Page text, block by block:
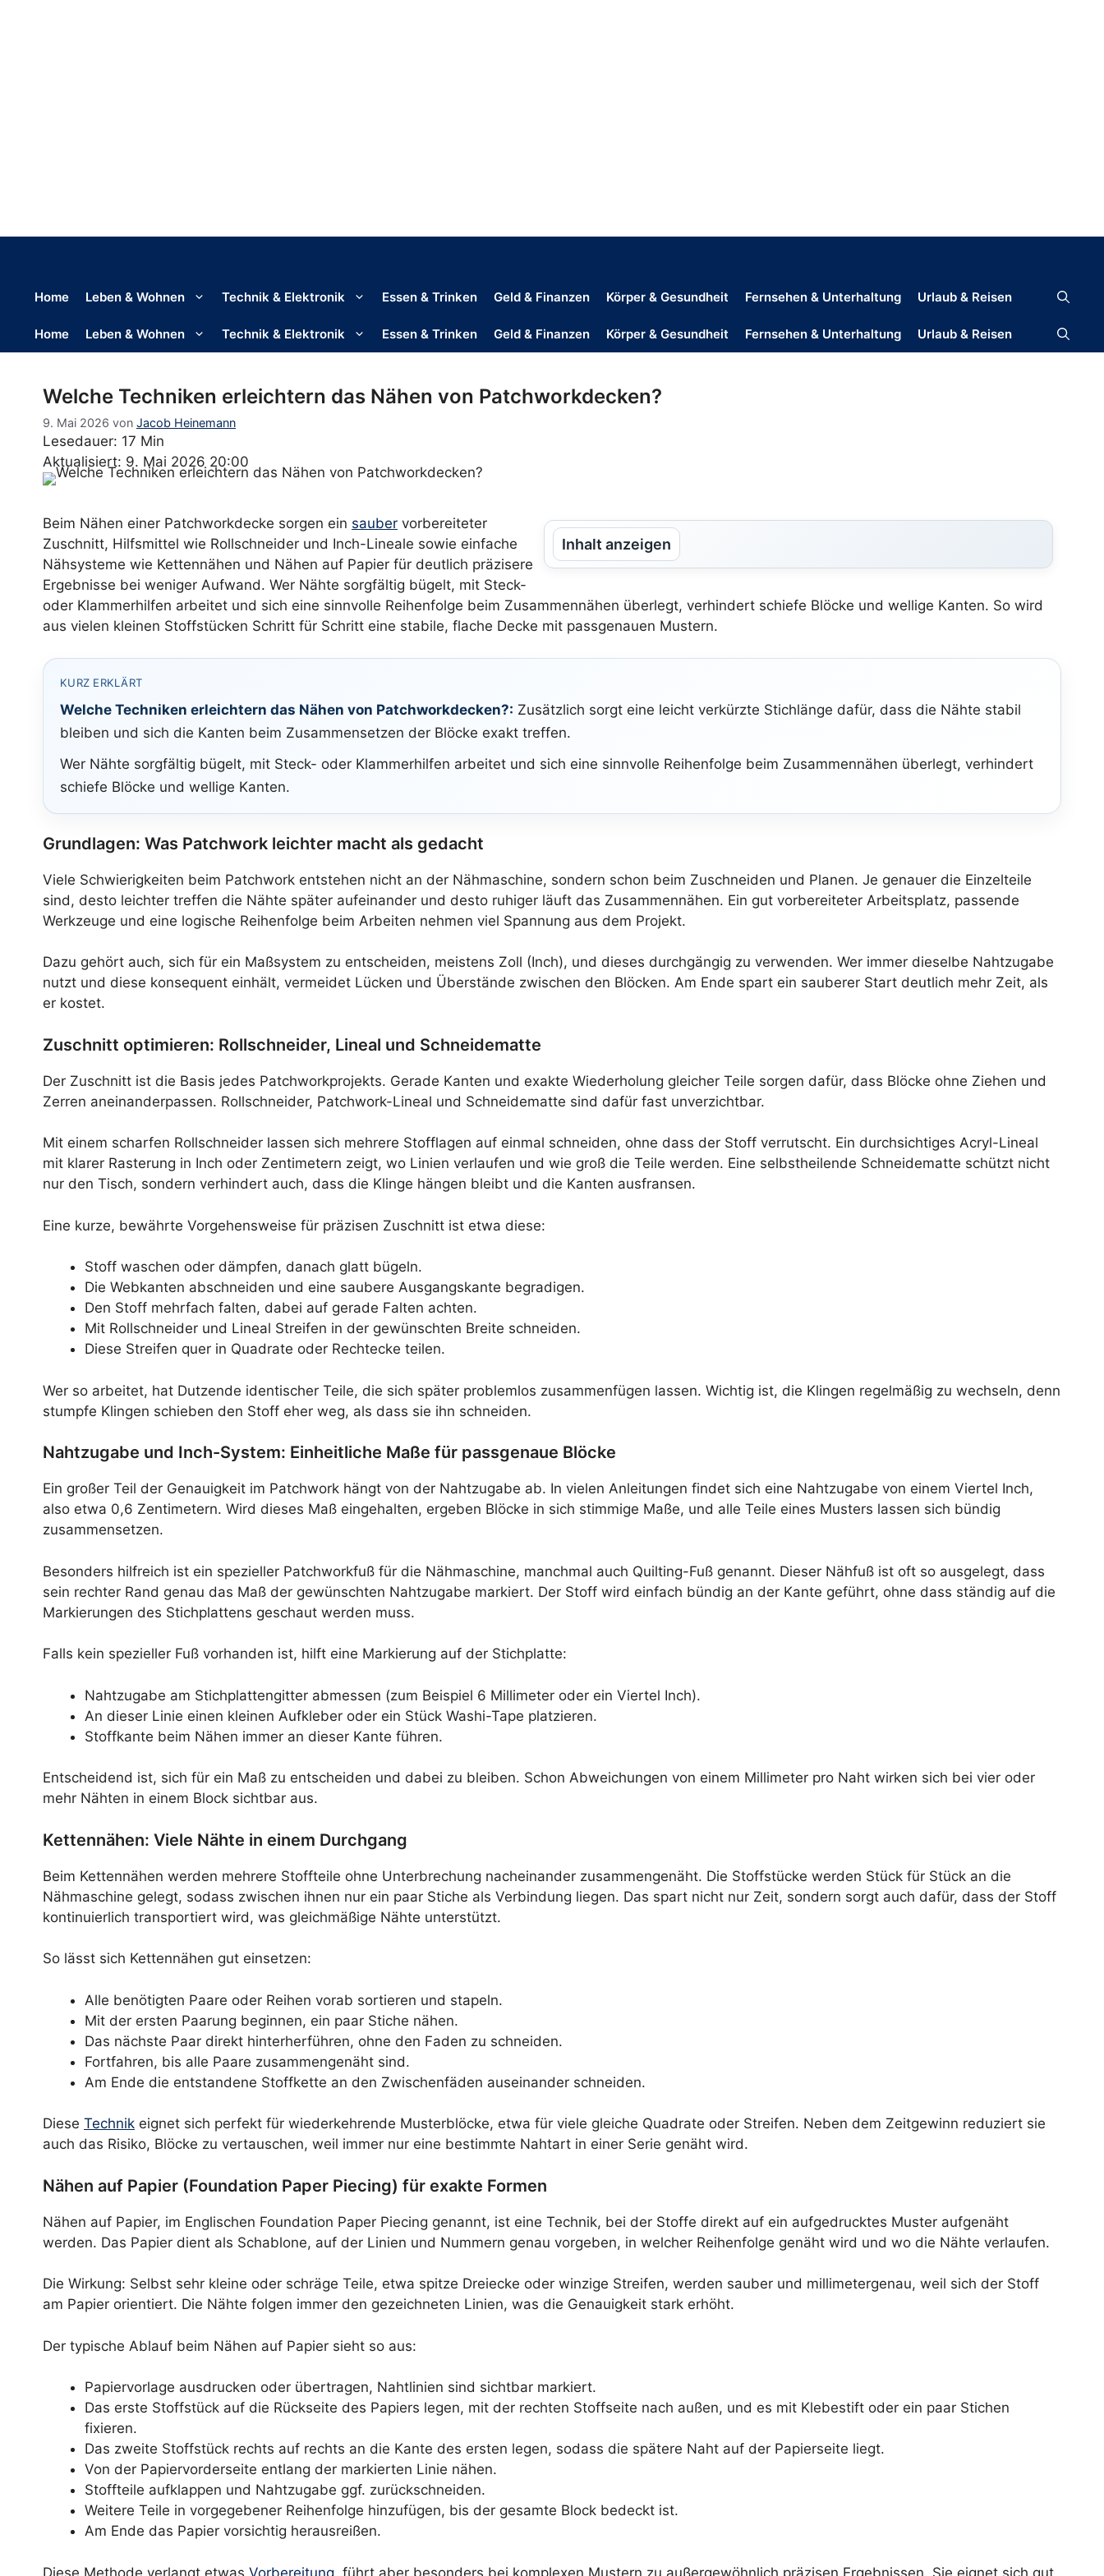
Home Leben & Wohnen Technik & Elektronik Essen & Trinken Geld & Finanzen Körper & Gesundheit Fernsehen & Unterhaltung Urlaub & Reisen
Home Leben & Wohnen Technik & Elektronik Essen & Trinken Geld & Finanzen Körper & Gesundheit Fernsehen & Unterhaltung Urlaub & Reisen
Welche Techniken erleichtern das Nähen von Patchworkdecken?
9. Mai 2026 von Jacob Heinemann
Lesedauer: 17 Min
Aktualisiert: 9. Mai 2026 20:00
Inhalt anzeigen
Beim Nähen einer Patchworkdecke sorgen ein sauber vorbereiteter
Zuschnitt, Hilfsmittel wie Rollschneider und Inch-Lineale sowie einfache
Nähsysteme wie Kettennähen und Nähen auf Papier für deutlich präzisere
Ergebnisse bei weniger Aufwand. Wer Nähte sorgfältig bügelt, mit Steck-
oder Klammerhilfen arbeitet und sich eine sinnvolle Reihenfolge beim Zusammennähen überlegt, verhindert schiefe Blöcke und wellige Kanten. So wird
aus vielen kleinen Stoffstücken Schritt für Schritt eine stabile, flache Decke mit passgenauen Mustern.
KURZ ERKLÄRT
Welche Techniken erleichtern das Nähen von Patchworkdecken?: Zusätzlich sorgt eine leicht verkürzte Stichlänge dafür, dass die Nähte stabil
bleiben und sich die Kanten beim Zusammensetzen der Blöcke exakt treffen.
Wer Nähte sorgfältig bügelt, mit Steck- oder Klammerhilfen arbeitet und sich eine sinnvolle Reihenfolge beim Zusammennähen überlegt, verhindert
schiefe Blöcke und wellige Kanten.
Grundlagen: Was Patchwork leichter macht als gedacht
Viele Schwierigkeiten beim Patchwork entstehen nicht an der Nähmaschine, sondern schon beim Zuschneiden und Planen. Je genauer die Einzelteile
sind, desto leichter treffen die Nähte später aufeinander und desto ruhiger läuft das Zusammennähen. Ein gut vorbereiteter Arbeitsplatz, passende
Werkzeuge und eine logische Reihenfolge beim Arbeiten nehmen viel Spannung aus dem Projekt.
Dazu gehört auch, sich für ein Maßsystem zu entscheiden, meistens Zoll (Inch), und dieses durchgängig zu verwenden. Wer immer dieselbe Nahtzugabe
nutzt und diese konsequent einhält, vermeidet Lücken und Überstände zwischen den Blöcken. Am Ende spart ein sauberer Start deutlich mehr Zeit, als
er kostet.
Zuschnitt optimieren: Rollschneider, Lineal und Schneidematte
Der Zuschnitt ist die Basis jedes Patchworkprojekts. Gerade Kanten und exakte Wiederholung gleicher Teile sorgen dafür, dass Blöcke ohne Ziehen und
Zerren aneinanderpassen. Rollschneider, Patchwork-Lineal und Schneidematte sind dafür fast unverzichtbar.
Mit einem scharfen Rollschneider lassen sich mehrere Stofflagen auf einmal schneiden, ohne dass der Stoff verrutscht. Ein durchsichtiges Acryl-Lineal
mit klarer Rasterung in Inch oder Zentimetern zeigt, wo Linien verlaufen und wie groß die Teile werden. Eine selbstheilende Schneidematte schützt nicht
nur den Tisch, sondern verhindert auch, dass die Klinge hängen bleibt und die Kanten ausfransen.
Eine kurze, bewährte Vorgehensweise für präzisen Zuschnitt ist etwa diese:
Stoff waschen oder dämpfen, danach glatt bügeln.
Die Webkanten abschneiden und eine saubere Ausgangskante begradigen.
Den Stoff mehrfach falten, dabei auf gerade Falten achten.
Mit Rollschneider und Lineal Streifen in der gewünschten Breite schneiden.
Diese Streifen quer in Quadrate oder Rechtecke teilen.
Wer so arbeitet, hat Dutzende identischer Teile, die sich später problemlos zusammenfügen lassen. Wichtig ist, die Klingen regelmäßig zu wechseln, denn
stumpfe Klingen schieben den Stoff eher weg, als dass sie ihn schneiden.
Nahtzugabe und Inch-System: Einheitliche Maße für passgenaue Blöcke
Ein großer Teil der Genauigkeit im Patchwork hängt von der Nahtzugabe ab. In vielen Anleitungen findet sich eine Nahtzugabe von einem Viertel Inch,
also etwa 0,6 Zentimetern. Wird dieses Maß eingehalten, ergeben Blöcke in sich stimmige Maße, und alle Teile eines Musters lassen sich bündig
zusammensetzen.
Besonders hilfreich ist ein spezieller Patchworkfuß für die Nähmaschine, manchmal auch Quilting-Fuß genannt. Dieser Nähfuß ist oft so ausgelegt, dass
sein rechter Rand genau das Maß der gewünschten Nahtzugabe markiert. Der Stoff wird einfach bündig an der Kante geführt, ohne dass ständig auf die
Markierungen des Stichplattens geschaut werden muss.
Falls kein spezieller Fuß vorhanden ist, hilft eine Markierung auf der Stichplatte:
Nahtzugabe am Stichplattengitter abmessen (zum Beispiel 6 Millimeter oder ein Viertel Inch).
An dieser Linie einen kleinen Aufkleber oder ein Stück Washi-Tape platzieren.
Stoffkante beim Nähen immer an dieser Kante führen.
Entscheidend ist, sich für ein Maß zu entscheiden und dabei zu bleiben. Schon Abweichungen von einem Millimeter pro Naht wirken sich bei vier oder
mehr Nähten in einem Block sichtbar aus.
Kettennähen: Viele Nähte in einem Durchgang
Beim Kettennähen werden mehrere Stoffteile ohne Unterbrechung nacheinander zusammengenäht. Die Stoffstücke werden Stück für Stück an die
Nähmaschine gelegt, sodass zwischen ihnen nur ein paar Stiche als Verbindung liegen. Das spart nicht nur Zeit, sondern sorgt auch dafür, dass der Stoff
kontinuierlich transportiert wird, was gleichmäßige Nähte unterstützt.
So lässt sich Kettennähen gut einsetzen:
Alle benötigten Paare oder Reihen vorab sortieren und stapeln.
Mit der ersten Paarung beginnen, ein paar Stiche nähen.
Das nächste Paar direkt hinterherführen, ohne den Faden zu schneiden.
Fortfahren, bis alle Paare zusammengenäht sind.
Am Ende die entstandene Stoffkette an den Zwischenfäden auseinander schneiden.
Diese Technik eignet sich perfekt für wiederkehrende Musterblöcke, etwa für viele gleiche Quadrate oder Streifen. Neben dem Zeitgewinn reduziert sie
auch das Risiko, Blöcke zu vertauschen, weil immer nur eine bestimmte Nahtart in einer Serie genäht wird.
Nähen auf Papier (Foundation Paper Piecing) für exakte Formen
Nähen auf Papier, im Englischen Foundation Paper Piecing genannt, ist eine Technik, bei der Stoffe direkt auf ein aufgedrucktes Muster aufgenäht
werden. Das Papier dient als Schablone, auf der Linien und Nummern genau vorgeben, in welcher Reihenfolge genäht wird und wo die Nähte verlaufen.
Die Wirkung: Selbst sehr kleine oder schräge Teile, etwa spitze Dreiecke oder winzige Streifen, werden sauber und millimetergenau, weil sich der Stoff
am Papier orientiert. Die Nähte folgen immer den gezeichneten Linien, was die Genauigkeit stark erhöht.
Der typische Ablauf beim Nähen auf Papier sieht so aus:
Papiervorlage ausdrucken oder übertragen, Nahtlinien sind sichtbar markiert.
Das erste Stoffstück auf die Rückseite des Papiers legen, mit der rechten Stoffseite nach außen, und es mit Klebestift oder ein paar Stichen
fixieren.
Das zweite Stoffstück rechts auf rechts an die Kante des ersten legen, sodass die spätere Naht auf der Papierseite liegt.
Von der Papiervorderseite entlang der markierten Linie nähen.
Stoffteile aufklappen und Nahtzugabe ggf. zurückschneiden.
Weitere Teile in vorgegebener Reihenfolge hinzufügen, bis der gesamte Block bedeckt ist.
Am Ende das Papier vorsichtig herausreißen.
Diese Methode verlangt etwas Vorbereitung , führt aber besonders bei komplexen Mustern zu außergewöhnlich präzisen Ergebnissen. Sie eignet sich gut